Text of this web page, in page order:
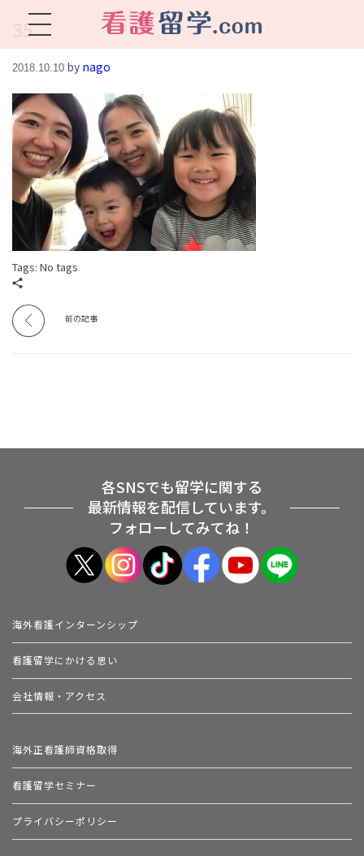
35
2018.10.10 by nago
Tags: No tags
前の記事
各SNSでも留学に関する
最新情報を配信しています。
フォローしてみてね！
海外看護インターンシップ
看護留学にかける思い
会社情報・アクセス
海外正看護師資格取得
看護留学セミナー
プライバシーポリシー